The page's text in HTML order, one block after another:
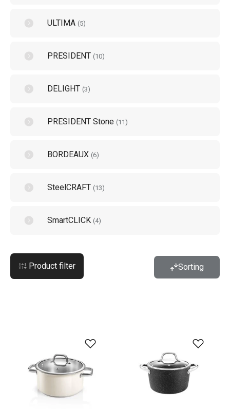
ULTIMA (5)
PRESIDENT (10)
DELIGHT (3)
PRESIDENT Stone (11 )
BORDEAUX (6)
SteelCRAFT (13)
SmartCLICK (4)
Product filter Sorting